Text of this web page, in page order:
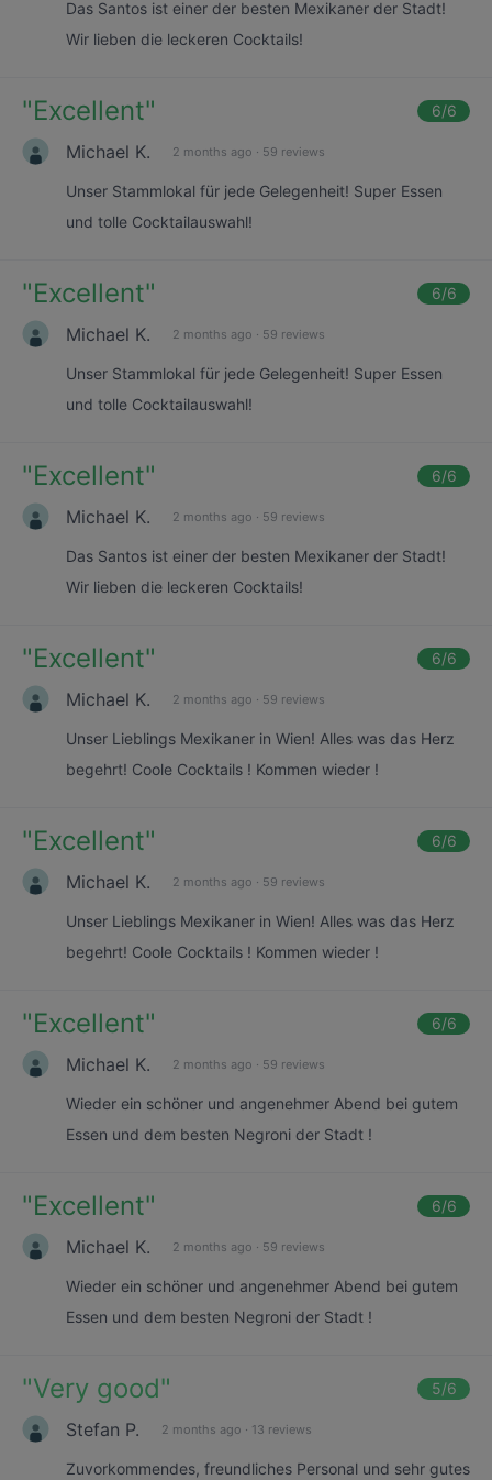
Das Santos ist einer der besten Mexikaner der Stadt!
Wir lieben die leckeren Cocktails!
"Excellent" 6/6
Michael K. 2 months ago · 59 reviews
Unser Stammlokal für jede Gelegenheit! Super Essen
und tolle Cocktailauswahl!
"Excellent" 6/6
Michael K. 2 months ago · 59 reviews
Unser Stammlokal für jede Gelegenheit! Super Essen
und tolle Cocktailauswahl!
"Excellent" 6/6
Michael K. 2 months ago · 59 reviews
Das Santos ist einer der besten Mexikaner der Stadt!
Wir lieben die leckeren Cocktails!
"Excellent" 6/6
Michael K. 2 months ago · 59 reviews
Unser Lieblings Mexikaner in Wien! Alles was das Herz
begehrt! Coole Cocktails ! Kommen wieder !
"Excellent" 6/6
Michael K. 2 months ago · 59 reviews
Unser Lieblings Mexikaner in Wien! Alles was das Herz
begehrt! Coole Cocktails ! Kommen wieder !
"Excellent" 6/6
Michael K. 2 months ago · 59 reviews
Wieder ein schöner und angenehmer Abend bei gutem
Essen und dem besten Negroni der Stadt !
"Excellent" 6/6
Michael K. 2 months ago · 59 reviews
Wieder ein schöner und angenehmer Abend bei gutem
Essen und dem besten Negroni der Stadt !
"Very good" 5/6
Stefan P. 2 months ago · 13 reviews
Zuvorkommendes, freundliches Personal und sehr gutes